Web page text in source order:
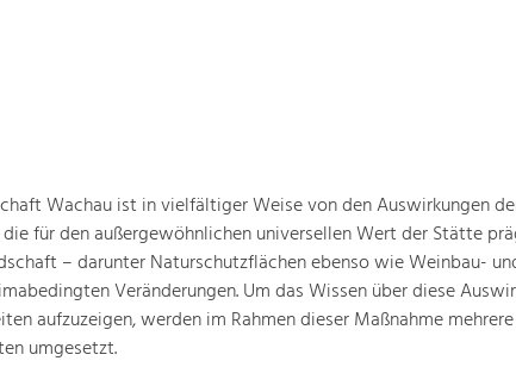
Wachau ist in vielfältiger Weise von den Auswirkungen
für den außergewöhnlichen universellen Wert der Stätte
– darunter Naturschutzflächen ebenso wie Weinbau-
Veränderungen. Um das Wissen über diese
aufzuzeigen, werden im Rahmen dieser Maßnahme mehrere
umgesetzt.